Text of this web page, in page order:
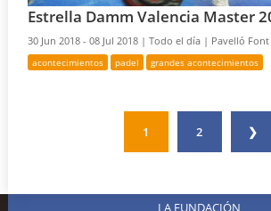
Estrella Damm Valencia Master
30 Jun 2018 - 08 Jul 2018 |Todo el día | Pavelló
acontecimientos padel grandes acontecimientos
1 2 ❯
LA FUNDACIÓN